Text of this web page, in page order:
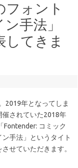
フォント
手法」
してきま
2019年となってしま
されていた2018年
Fontender: コミック
手法」というタイト
せていただきます。